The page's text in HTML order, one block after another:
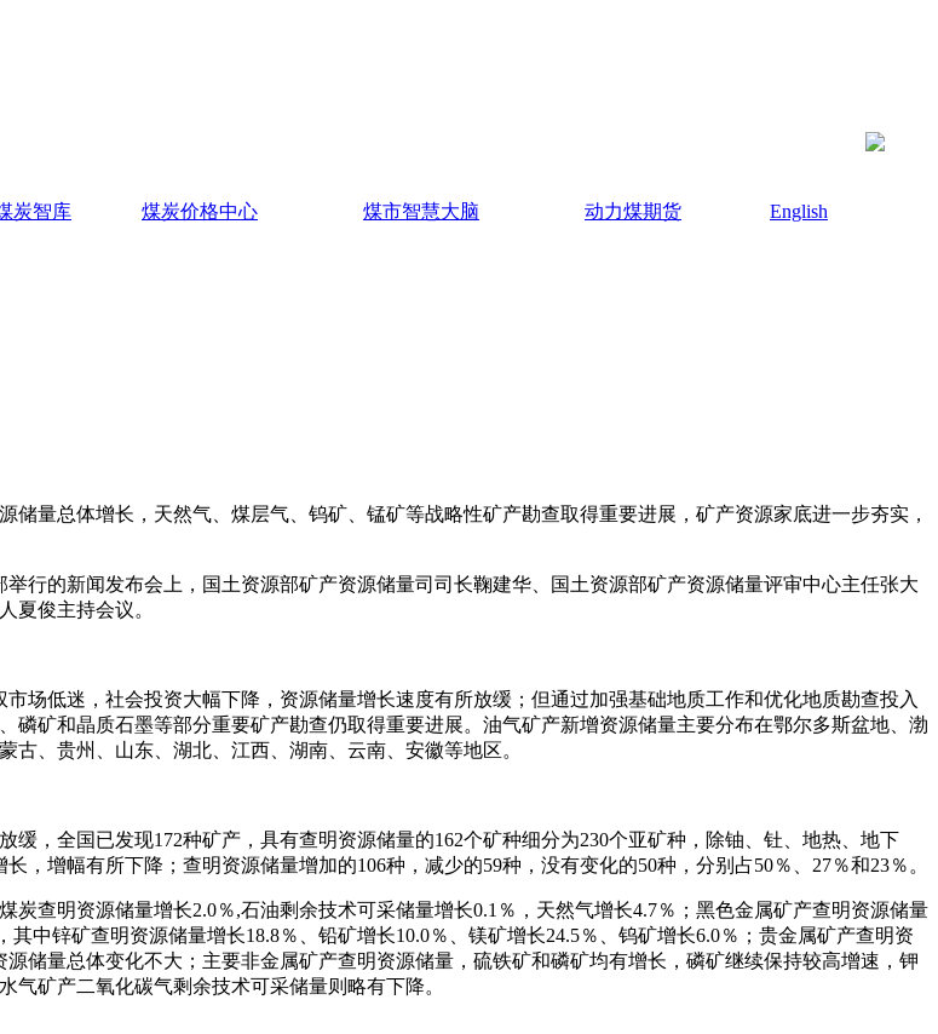
炭智库 煤炭价格中心 煤市智慧大脑 动力煤期货
English
量总体增长，天然气、煤层气、钨矿、锰矿等战略性矿产勘查取得重要进展，矿产资源家底进一步夯实，
的新闻发布会上，国土资源部矿产资源储量司司长鞠建华、国土资源部矿产资源储量评审中心主任张大
夏俊主持会议。
低迷，社会投资大幅下降，资源储量增长速度有所放缓；但通过加强基础地质工作和优化地质勘查投入
矿和晶质石墨等部分重要矿产勘查仍取得重要进展。油气矿产新增资源储量主要分布在鄂尔多斯盆地、渤
、贵州、山东、湖北、江西、湖南、云南、安徽等地区。
全国已发现172种矿产，具有查明资源储量的162个矿种细分为230个亚矿种，除铀、钍、地热、地下
，增幅有所下降；查明资源储量增加的106种，减少的59种，没有变化的50种，分别占50％、27％和23％。
明资源储量增长2.0％,石油剩余技术可采储量增长0.1％，天然气增长4.7％；黑色金属矿产查明资源储量
中锌矿查明资源储量增长18.8％、铅矿增长10.0％、镁矿增长24.5％、钨矿增长6.0％；贵金属矿产查明资
储量总体变化不大；主要非金属矿产查明资源储量，硫铁矿和磷矿均有增长，磷矿继续保持较高增速，钾
矿产二氧化碳气剩余技术可采储量则略有下降。